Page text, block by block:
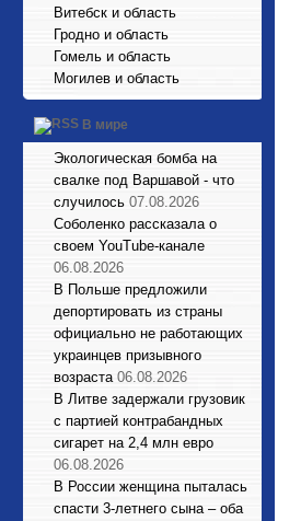
Витебск и область
Гродно и область
Гомель и область
Могилев и область
В мире
Экологическая бомба на
свалке под Варшавой - что
случилось 07.08.2026
Соболенко рассказала о
своем YouTube-канале
06.08.2026
В Польше предложили
депортировать из страны
официально не работающих
украинцев призывного
возраста 06.08.2026
В Литве задержали грузовик
с партией контрабандных
сигарет на 2,4 млн евро
06.08.2026
В России женщина пыталась
спасти 3-летнего сына – оба